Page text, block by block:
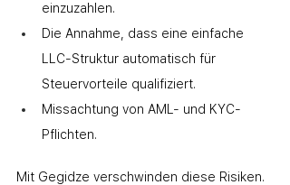
einzuzahlen.
Die Annahme, dass eine einfache
LLC-Struktur automatisch für
Steuervorteile qualifiziert.
Missachtung von AML- und KYC-
Pflichten.
Mit Gegidze verschwinden diese Risiken.